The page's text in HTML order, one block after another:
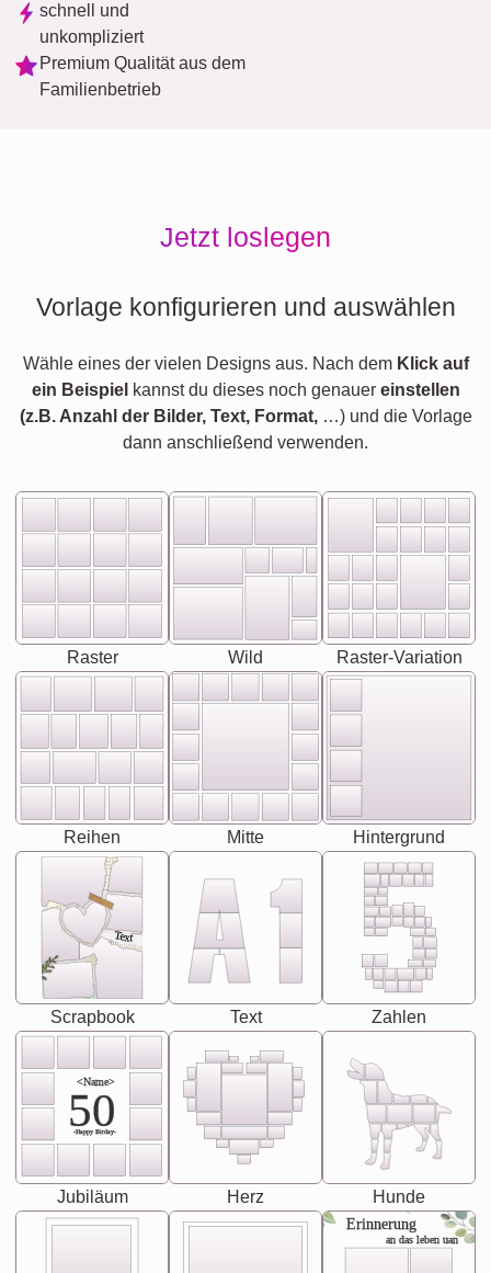
schnell und
unkompliziert
Premium Qualität aus dem
Familienbetrieb
Jetzt loslegen
Vorlage konfigurieren und auswählen
Wähle eines der vielen Designs aus. Nach dem Klick auf
ein Beispiel kannst du dieses noch genauer einstellen
(z.B. Anzahl der Bilder, Text, Format,…) und die Vorlage
dann anschließend verwenden.
Raster Wild Raster-Variation
Reihen Mitte Hintergrund
Text
Scrapbook Text Zahlen
<Name>
50
-Happy Birday-
Jubiläum Herz Hunde
Erinnerung
an das leben uan